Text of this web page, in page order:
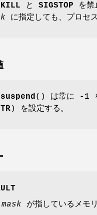
と SIGSTOP を
に指定しても、プロセ
() は常に -1
) を設定する。
mask が指しているメモ